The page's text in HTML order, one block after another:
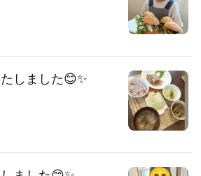
しました😊✨